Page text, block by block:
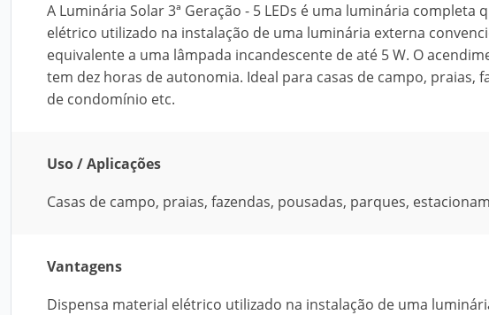
A Luminária Solar 3ª Geração - 5 LEDs é uma luminária
elétrico utilizado na instalação de uma luminária externa
equivalente a uma lâmpada incandescente de até 5 W. O
tem dez horas de autonomia. Ideal para casas de campo, praias,
de condomínio etc.
Uso / Aplicações
Casas de campo, praias, fazendas, pousadas, parques,
Vantagens
Dispensa material elétrico utilizado na instalação de uma